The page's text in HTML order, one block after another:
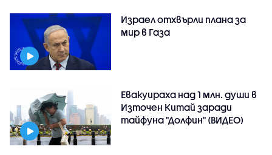
Израел отхвърли плана за
мир в Газа
Евакуираха над 1 млн. души в
Източен Китай заради
тайфуна "Долфин" (ВИДЕО)